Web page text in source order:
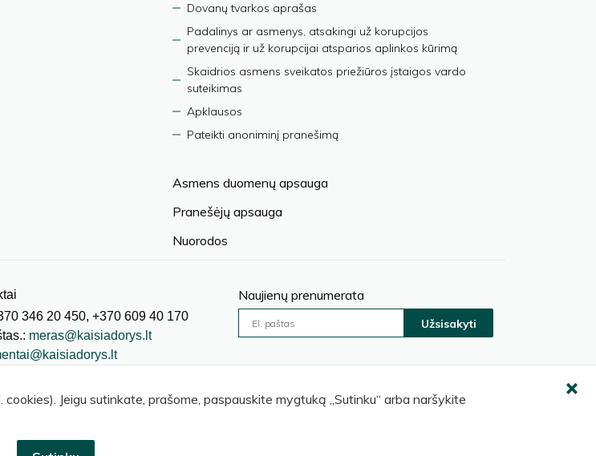
Dovanų tvarkos aprašas
Padalinys ar asmenys, atsakingi už korupcijos
prevenciją ir už korupcijai atsparios aplinkos kūrimą
Skaidrios asmens sveikatos priežiūros įstaigos vardo
suteikimas
Apklausos
Pateikti anoniminį pranešimą
Asmens duomenų apsauga
Pranešėjų apsauga
Nuorodos
346 20 450, +370 609 40 170
meras@kaisiadorys.lt
Naujienų prenumerata
Užsisakyti
rajono savivaldybė
Jeigu sutinkate, prašome, paspauskite mygtuką „Sutinku“ arba naršykite